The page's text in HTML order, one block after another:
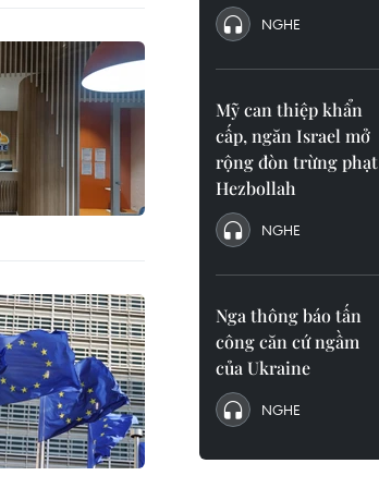
NGHE
Mỹ can thiệp khẩn
cấp, ngăn Israel mở
rộng đòn trừng phạt
Hezbollah
NGHE
Nga thông báo tấn
công căn cứ ngầm
của Ukraine
NGHE